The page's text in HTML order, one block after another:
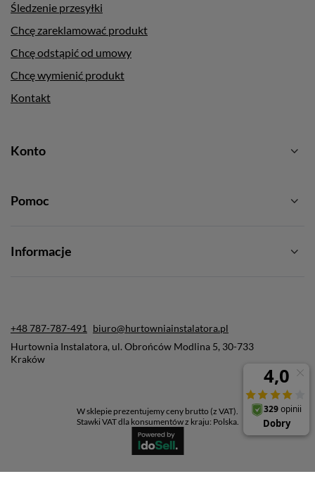
Śledzenie przesyłki
Chcę zareklamować produkt
Chcę odstąpić od umowy
Chcę wymienić produkt
Kontakt
Konto
Pomoc
Informacje
+48 787-787-491
biuro@hurtowniainstalatora.pl
Hurtownia Instalatora, ul. Obrońców Modlina 5, 30-733
Kraków
W sklepie prezentujemy ceny brutto (z VAT).
Stawki VAT dla konsumentów z kraju: Polska.